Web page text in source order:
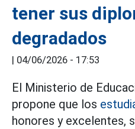
tener sus
degradados
| 04/06/2026 - 17:53
El Ministerio de
propone que los
honores y excelentes,